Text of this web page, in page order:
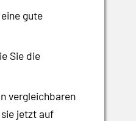
gute
Sie die
vergleichbaren
jetzt auf